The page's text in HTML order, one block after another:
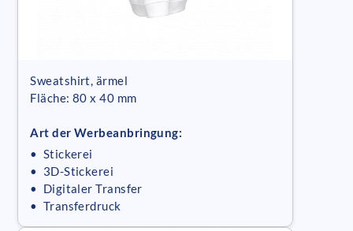
Sweatshirt, ärmel
Fläche: 80 x 40 mm
Art der Werbeanbringung:
• Stickerei
• 3D-Stickerei
• Digitaler Transfer
• Transferdruck